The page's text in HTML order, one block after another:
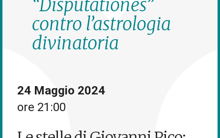
“Disputationes”
contro l’astrologia
divinatoria
24 Maggio 2024
ore 21:00